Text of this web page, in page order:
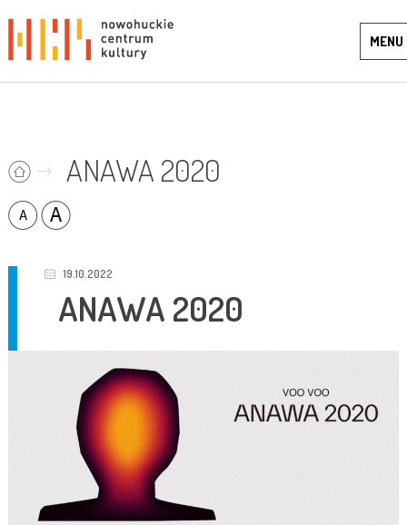
MENU
ANAWA 2020
19.10.2022
ANAWA 2020